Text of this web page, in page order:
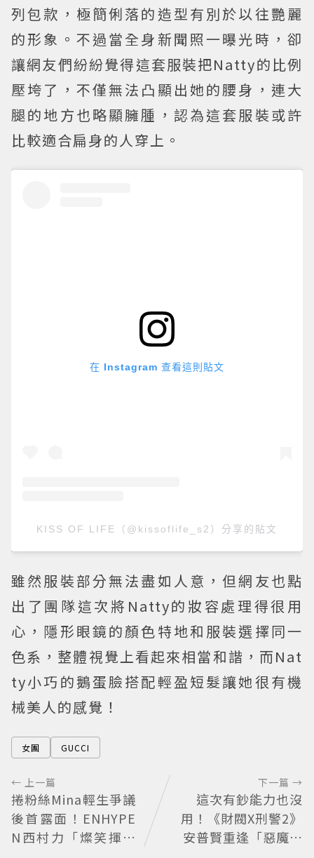
列包款，極簡俐落的造型有別於以往艷麗
的形象。不過當全身新聞照一曝光時，卻
讓網友們紛紛覺得這套服裝把Natty的比例
壓垮了，不僅無法凸顯出她的腰身，連大
腿的地方也略顯臃腫，認為這套服裝或許
比較適合扁身的人穿上。
在 Instagram 查看這則貼文
KISS OF LIFE（@kissoflife_s2）分享的貼文
雖然服裝部分無法盡如人意，但網友也點
出了團隊這次將Natty的妝容處理得很用
心，隱形眼鏡的顏色特地和服裝選擇同一
色系，整體視覺上看起來相當和諧，而Nat
ty小巧的鵝蛋臉搭配輕盈短髮讓她很有機
械美人的感覺！
女團 GUCCI
← 上一篇
捲粉絲Mina輕生爭議
後首露面！ENHYPE
N西村力「燦笑揮手
下一篇 →
這次有鈔能力也沒
用！《財閥X刑警2》
安普賢重逢「惡魔教